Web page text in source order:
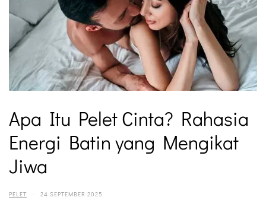
Apa Itu Pelet Cinta? Rahasia
Energi Batin yang Mengikat
Jiwa
PELET · 24 SEPTEMBER 2025